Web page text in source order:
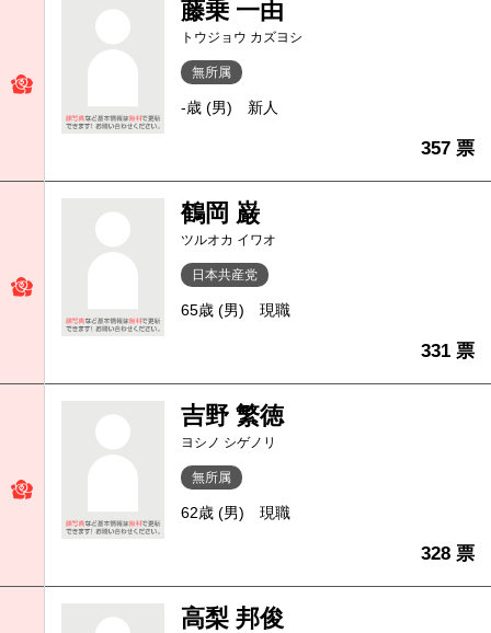
藤乗 一由
トウジョウ カズヨシ
無所属
-歳 (男) 新人
357 票
鶴岡 巌
ツルオカ イワオ
日本共産党
65歳 (男) 現職
331 票
吉野 繁徳
ヨシノ シゲノリ
無所属
62歳 (男) 現職
328 票
高梨 邦俊